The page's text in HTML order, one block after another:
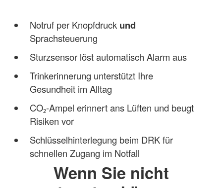
Notruf per Knopfdruck und
Sprachsteuerung
Sturzsensor löst automatisch Alarm aus
Trinkerinnerung unterstützt Ihre
Gesundheit im Alltag
CO₂-Ampel erinnert ans Lüften und beugt
Risiken vor
Schlüsselhinterlegung beim DRK für
schnellen Zugang im Notfall
Wenn Sie nicht